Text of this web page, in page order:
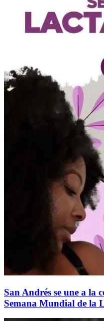
San Andrés se une a la
Semana Mundial de la